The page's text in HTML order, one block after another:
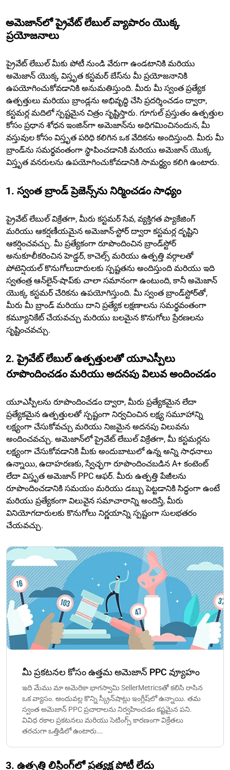
అమెజాన్‌లో ప్రైవేట్ లేబుల్ వ్యాపారం యొక్క
ప్రయోజనాలు
ప్రైవేట్ లేబుల్ మీకు పోటీ నుండి వేరుగా ఉండటానికి మరియు
అమెజాన్ యొక్క విస్తృత కస్టమర్ బేస్‌ను మీ ప్రయోజనానికి
ఉపయోగించుకోవడానికి అనుమతిస్తుంది. మీరు మీ స్వంత ప్రత్యేక
ఉత్పత్తులు మరియు బ్రాండ్లను అభివృద్ధి చేసి ప్రదర్శించడం ద్వారా,
కస్టమర్ల మదిలో స్పష్టమైన చిత్రం సృష్టిస్తారు. గూగుల్ ప్రస్తుతం ఉత్పత్తుల
కోసం ప్రధాన శోధన ఇంజిన్‌గా అమెజాన్‌ను అధిగమించినందున, మీ
వస్తువుల కోసం విస్తృత పరిధి కలిగిన ఒక వేదికను అందిస్తుంది. మీరు మీ
బ్రాండ్‌ను సమర్థవంతంగా స్థాపించడానికి మరియు అమెజాన్ యొక్క
విస్తృత వనరులను ఉపయోగించుకోవడానికి సామర్థ్యం కలిగి ఉంటారు.
1. స్వంత బ్రాండ్ ప్రెజెన్స్‌ను నిర్మించడం సాధ్యం
ప్రైవేట్ లేబుల్ విక్రేతగా, మీరు కస్టమర్ సేవ, వ్యక్తిగత ప్యాకేజింగ్
మరియు ఆకర్షణీయమైన అమెజాన్-స్టోర్ ద్వారా కస్టమర్ల దృష్టిని
ఆకర్షించవచ్చు. మీ ప్రత్యేకంగా రూపొందించిన బ్రాండ్‌స్టోర్
అనుకూలీకరించిన హెడ్డర్, కాచెల్స్ మరియు ఉత్పత్తి వర్గాలతో
పోటెన్షియల్ కొనుగోలుదారులకు స్పష్టతను అందిస్తుంది మరియు ఇది
స్వతంత్ర ఆన్‌లైన్-షాప్‌కు చాలా సమానంగా ఉంటుంది, కానీ అమెజాన్
యొక్క కస్టమర్ చేరికను ఉపయోగిస్తుంది. మీ స్వంత బ్రాండ్‌స్టోర్‌తో,
మీరు మీ బ్రాండ్ మరియు దాని ప్రత్యేక లక్షణాలను సమర్థవంతంగా
కమ్యూనికేట్ చేయవచ్చు మరియు బలమైన కొనుగోలు ప్రేరణలను
సృష్టించవచ్చు.
2. ప్రైవేట్ లేబుల్ ఉత్పత్తులతో యూఎస్పీలు
రూపొందించడం మరియు అదనపు విలువ అందించడం
యూఎస్పీలను రూపొందించడం ద్వారా, మీరు ప్రత్యేకమైన లేదా
ప్రత్యేకమైన ఉత్పత్తులతో స్పష్టంగా నిర్వచించిన లక్ష్య సమూహాన్ని
లక్ష్యంగా చేసుకోవచ్చు మరియు నిజమైన అదనపు విలువను
అందించవచ్చు. అమెజాన్‌లో ప్రైవేట్ లేబుల్ విక్రేతగా, మీ కస్టమర్లను
లక్ష్యంగా చేసుకోవడానికి మీకు అందుబాటులో ఉన్న అన్ని సాధనాలు
ఉన్నాయి, ఉదాహరణకు, స్వేచ్ఛగా రూపొందించబడిన A+ కంటెంట్
లేదా విస్తృత అమెజాన్ PPC ఆఫర్. మీరు ఉత్పత్తి పేజీలను
రూపొందించడానికి సమయం మరియు డబ్బు పెట్టడానికి సిద్ధంగా ఉంటే
మరియు ప్రత్యేకంగా విలువైన సమాచారాన్ని అందిస్తే, మీరు
వినియోగదారులకు కొనుగోలు నిర్ణయాన్ని స్పష్టంగా సులభతరం
చేయవచ్చు.
మీ ప్రకటనల కోసం ఉత్తమ అమెజాన్ PPC వ్యూహం
ఇది మేము మా అమెరికా భాగస్వామి SellerMetricsతో కలిసి రాసిన
ఒక వ్యాసం. అందువల్ల కొన్ని స్క్రీన్‌షాట్లు ఇంగ్లీష్‌లో ఉన్నాయి. తమ
స్వంత అమెజాన్ PPC ప్రచారాలను నిర్వహించడం కష్టమైన పని.
వివిధ రకాల ప్రకటనలు మరియు సెటింగ్స్ కారణంగా విక్రేతలు
తరచుగా ఒత్తిడిలో ఉంటారు….
3. ఉత్పత్తి లిస్టింగ్‌లో ప్రత్యక్ష పోటీ లేదు